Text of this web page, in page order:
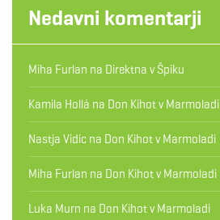
Nedavni komentarji
Miha Furlan na Direktna v Špiku
Kamila Hollá na Don Kihot v Marmoladi
Nastja Vidic na Don Kihot v Marmoladi
Miha Furlan na Don Kihot v Marmoladi
Luka Murn na Don Kihot v Marmoladi